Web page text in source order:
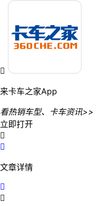

来卡车之家App
看热销车型、卡车资讯>>
立即打开


文章详情

